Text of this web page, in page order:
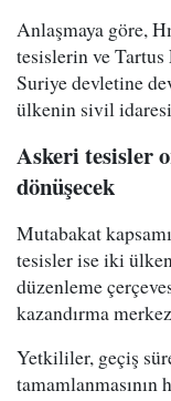
Anlaşmaya göre,
tesislerin ve
Suriye devletine
ülkenin sivil
Askeri tesisler
dönüşecek
Mutabakat
tesisler ise iki
düzenleme
kazandırma
Yetkililer, geçiş